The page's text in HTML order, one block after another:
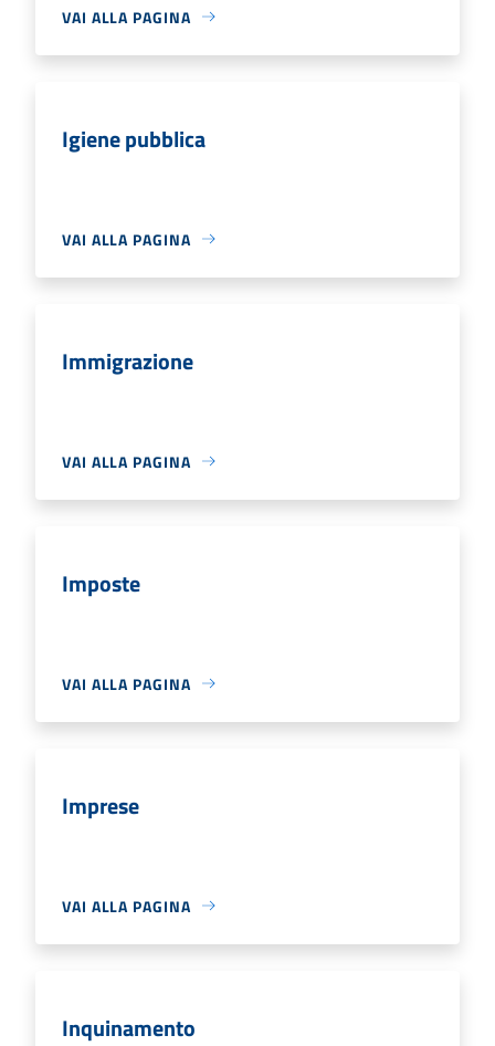
VAI ALLA PAGINA
Igiene pubblica
VAI ALLA PAGINA
Immigrazione
VAI ALLA PAGINA
Imposte
VAI ALLA PAGINA
Imprese
VAI ALLA PAGINA
Inquinamento